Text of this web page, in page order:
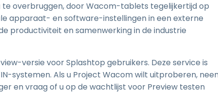
overbruggen, door Wacom-tablets tegelijkertijd op
apparaat- en software-instellingen in een externe
productiviteit en samenwerking in de industrie
versie voor Splashtop gebruikers. Deze service is
systemen. Als u Project Wacom wilt uitproberen,
en vraag of u op de wachtlijst voor Preview testen